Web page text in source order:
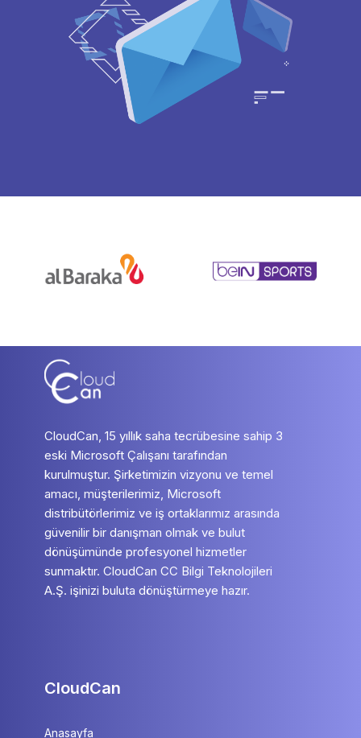
CloudCan, 15 yıllık saha tecrübesine sahip 3
eski Microsoft Çalışanı tarafından
kurulmuştur. Şirketimizin vizyonu ve temel
amacı, müşterilerimiz, Microsoft
distribütörlerimiz ve iş ortaklarımız arasında
güvenilir bir danışman olmak ve bulut
dönüşümünde profesyonel hizmetler
sunmaktır. CloudCan CC Bilgi Teknolojileri
A.Ş. işinizi buluta dönüştürmeye hazır.
CloudCan
Anasayfa